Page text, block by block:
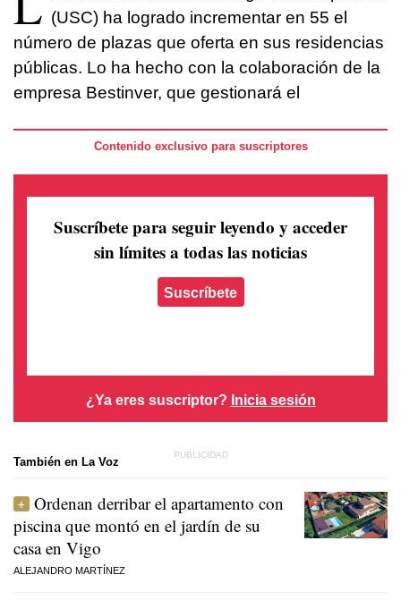
(USC) ha logrado incrementar en 55 el
número de plazas que oferta en sus residencias
públicas. Lo ha hecho con la colaboración de la
empresa Bestinver, que gestionará el
Contenido exclusivo para suscriptores
Suscríbete para seguir leyendo y acceder
sin límites a todas las noticias
Suscríbete
¿Ya eres suscriptor? Inicia sesión
También en La Voz
Ordenan derribar el apartamento con
piscina que montó en el jardín de su
casa en Vigo
ALEJANDRO MARTÍNEZ